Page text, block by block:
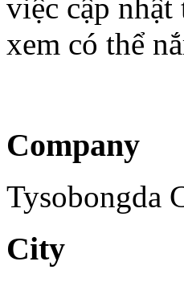
việc cập
xem có thể
Company
Tysobongda
City